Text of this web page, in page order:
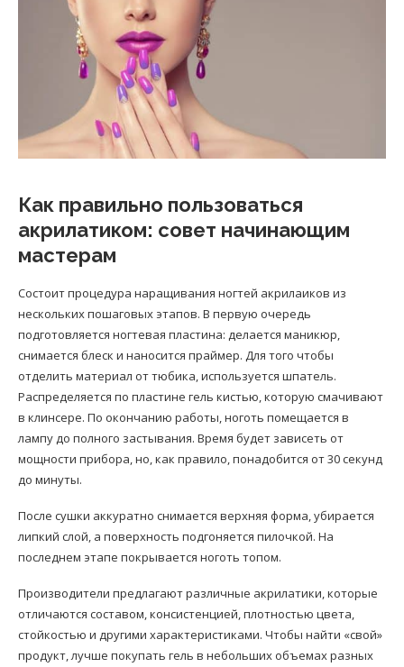
Как правильно пользоваться
акрилатиком: совет начинающим
мастерам
Состоит процедура наращивания ногтей акрилаиков из
нескольких пошаговых этапов. В первую очередь
подготовляется ногтевая пластина: делается маникюр,
снимается блеск и наносится праймер. Для того чтобы
отделить материал от тюбика, используется шпатель.
Распределяется по пластине гель кистью, которую смачивают
в клинсере. По окончанию работы, ноготь помещается в
лампу до полного застывания. Время будет зависеть от
мощности прибора, но, как правило, понадобится от 30 секунд
до минуты.
После сушки аккуратно снимается верхняя форма, убирается
липкий слой, а поверхность подгоняется пилочкой. На
последнем этапе покрывается ноготь топом.
Производители предлагают различные акрилатики, которые
отличаются составом, консистенцией, плотностью цвета,
стойкостью и другими характеристиками. Чтобы найти «свой»
продукт, лучше покупать гель в небольших объемах разных